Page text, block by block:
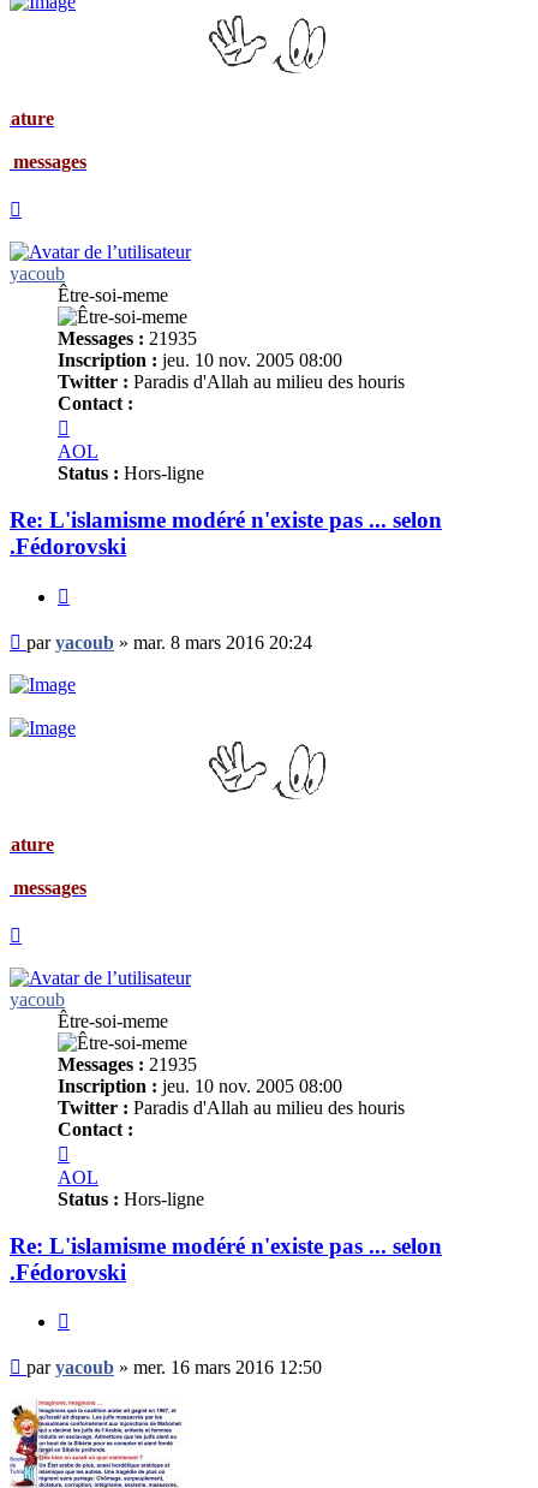
yacoub
Être-soi-meme
Messages : 21935
Inscription : jeu. 10 nov. 2005 08:00
Twitter : Paradis d'Allah au milieu des houris
Contact :
yacoub
AOL
Status : Hors-ligne
Re: L'islamisme modéré n'existe pas ... selon
.Fédorovski
Message
non
lu
paryacoub » mar. 8 mars 2016 20:24
yacoub
Être-soi-meme
Messages : 21935
Inscription : jeu. 10 nov. 2005 08:00
Twitter : Paradis d'Allah au milieu des houris
Contact :
yacoub
AOL
Status : Hors-ligne
Re: L'islamisme modéré n'existe pas ... selon
.Fédorovski
Message
non
lu
paryacoub » mer. 16 mars 2016 12:50